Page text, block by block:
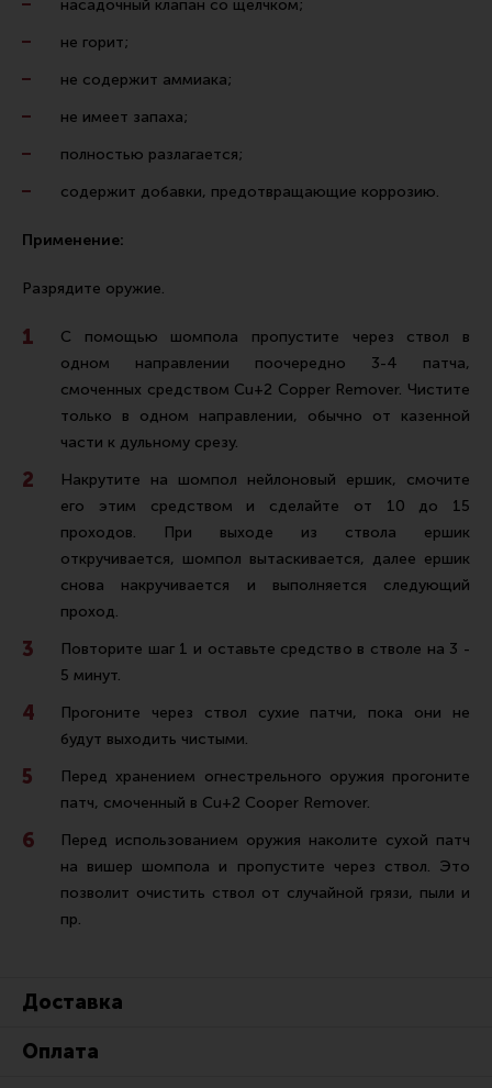
насадочный клапан со щелчком;
не горит;
не содержит аммиака;
не имеет запаха;
полностью разлагается;
содержит добавки, предотвращающие коррозию.
Применение:
Разрядите оружие.
С помощью шомпола пропустите через ствол в
одном направлении поочередно 3-4 патча,
смоченных средством Cu+2 Copper Remover. Чистите
только в одном направлении, обычно от казенной
части к дульному срезу.
Накрутите на шомпол нейлоновый ершик, смочите
его этим средством и сделайте от 10 до 15
проходов. При выходе из ствола ершик
откручивается, шомпол вытаскивается, далее ершик
снова накручивается и выполняется следующий
проход.
Повторите шаг 1 и оставьте средство в стволе на 3 -
5 минут.
Прогоните через ствол сухие патчи, пока они не
будут выходить чистыми.
Перед хранением огнестрельного оружия прогоните
патч, смоченный в Cu+2 Cooper Remover.
Перед использованием оружия наколите сухой патч
на вишер шомпола и пропустите через ствол. Это
позволит очистить ствол от случайной грязи, пыли и
пр.
Доставка
Оплата